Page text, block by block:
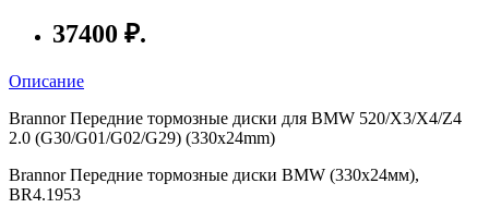
37400 ₽.
Описание
Brannor Передние тормозные диски для BMW 520/X3/X4/Z4
2.0 (G30/G01/G02/G29) (330x24mm)
Brannor Передние тормозные диски BMW (330x24мм),
BR4.1953